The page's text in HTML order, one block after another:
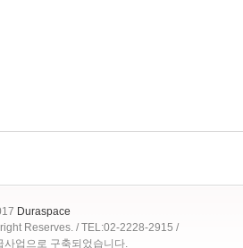
Duraspace
Reserves. / TEL:02-2228-2915 /
업으로 구축되었습니다.